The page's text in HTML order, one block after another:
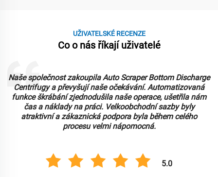
UŽIVATELSKÉ RECENZE
Co o nás říkají uživatelé
Zaopatřili jsme si Vertikální horní výložkové centrifugy pro
naši potravinářskou zpracovací zařízení a fungují
spolehlivě. Design umožňuje snadné vyvrácení a čištění,
což je klíčové pro naši pracovní postup. Cena ve
velkoobchodu byla vynikající, což nám umožnilo
upgradovat naše vybavení. Doporučujeme!
5.0